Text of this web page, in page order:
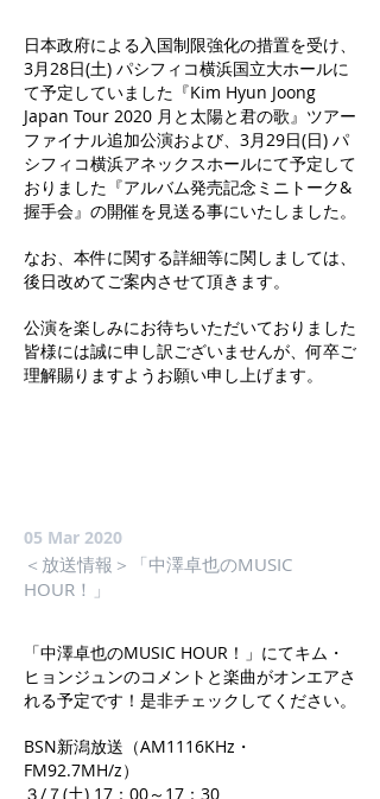
日本政府による入国制限強化の措置を受け、
3月28日(土) パシフィコ横浜国立大ホールに
て予定していました『Kim Hyun Joong
Japan Tour 2020 月と太陽と君の歌』ツアー
ファイナル追加公演および、3月29日(日) パ
シフィコ横浜アネックスホールにて予定して
おりました『アルバム発売記念ミニトーク&
握手会』の開催を見送る事にいたしました。
なお、本件に関する詳細等に関しましては、
後日改めてご案内させて頂きます。
公演を楽しみにお待ちいただいておりました
皆様には誠に申し訳ございませんが、何卒ご
理解賜りますようお願い申し上げます。
05 Mar 2020
＜放送情報＞「中澤卓也のMUSIC
HOUR！」
「中澤卓也のMUSIC HOUR！」にてキム・
ヒョンジュンのコメントと楽曲がオンエアさ
れる予定です！是非チェックしてください。
BSN新潟放送（AM1116KHz・
FM92.7MH/z）
３/７(土) 17：00～17：30